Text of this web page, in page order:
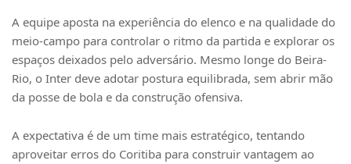
A equipe aposta na experiência do elenco e na qualidade do
meio-campo para controlar o ritmo da partida e explorar os
espaços deixados pelo adversário. Mesmo longe do Beira-
Rio, o Inter deve adotar postura equilibrada, sem abrir mão
da posse de bola e da construção ofensiva.
A expectativa é de um time mais estratégico, tentando
aproveitar erros do Coritiba para construir vantagem ao